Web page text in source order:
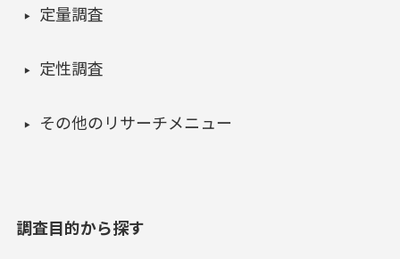
定量調査
定性調査
その他のリサーチメニュー
調査目的から探す